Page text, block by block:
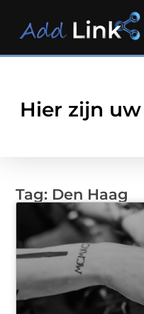
Hier zijn
Tag: Den Haag